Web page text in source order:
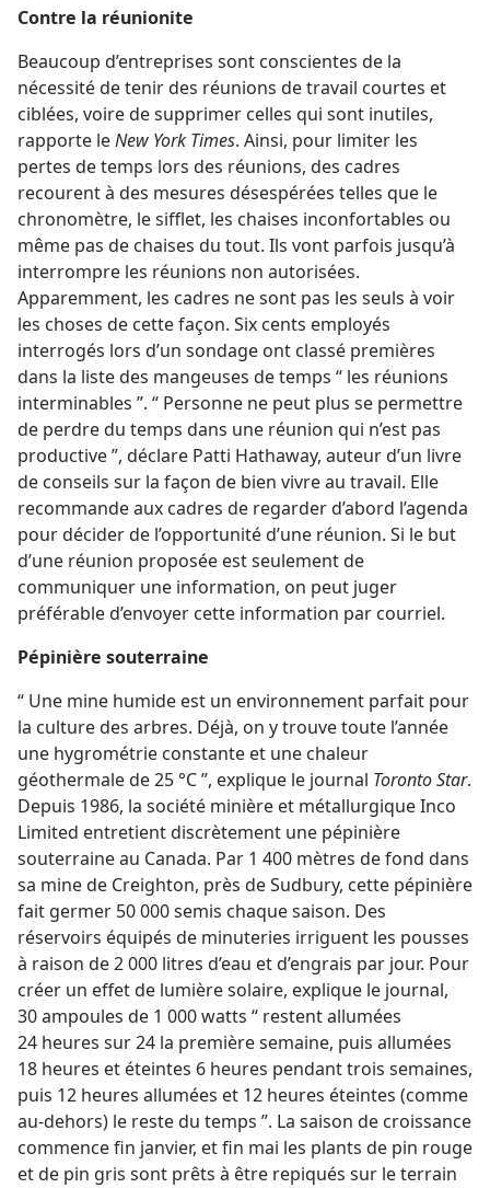
Contre la réunionite
Beaucoup d’entreprises sont conscientes de la
nécessité de tenir des réunions de travail courtes et
ciblées, voire de supprimer celles qui sont inutiles,
rapporte leNew York Times. Ainsi, pour limiter les
pertes de temps lors des réunions, des cadres
recourent à des mesures désespérées telles que le
chronomètre, le sifflet, les chaises inconfortables ou
même pas de chaises du tout. Ils vont parfois jusqu’à
interrompre les réunions non autorisées.
Apparemment, les cadres ne sont pas les seuls à voir
les choses de cette façon. Six cents employés
interrogés lors d’un sondage ont classé premières
dans la liste des mangeuses de temps “ les réunions
interminables ”. “ Personne ne peut plus se permettre
de perdre du temps dans une réunion qui n’est pas
productive ”, déclare Patti Hathaway, auteur d’un livre
de conseils sur la façon de bien vivre au travail. Elle
recommande aux cadres de regarder d’abord l’agenda
pour décider de l’opportunité d’une réunion. Si le but
d’une réunion proposée est seulement de
communiquer une information, on peut juger
préférable d’envoyer cette information par courriel.
Pépinière souterraine
“ Une mine humide est un environnement parfait pour
la culture des arbres. Déjà, on y trouve toute l’année
une hygrométrie constante et une chaleur
géothermale de 25 °C ”, explique le journal Toronto Star.
Depuis 1986, la société minière et métallurgique Inco
Limited entretient discrètement une pépinière
souterraine au Canada. Par 1 400 mètres de fond dans
sa mine de Creighton, près de Sudbury, cette pépinière
fait germer 50 000 semis chaque saison. Des
réservoirs équipés de minuteries irriguent les pousses
à raison de 2 000 litres d’eau et d’engrais par jour. Pour
créer un effet de lumière solaire, explique le journal,
30 ampoules de 1 000 watts “ restent allumées
24 heures sur 24 la première semaine, puis allumées
18 heures et éteintes 6 heures pendant trois semaines,
puis 12 heures allumées et 12 heures éteintes (comme
au-dehors) le reste du temps ”. La saison de croissance
commence fin janvier, et fin mai les plants de pin rouge
et de pin gris sont prêts à être repiqués sur le terrain